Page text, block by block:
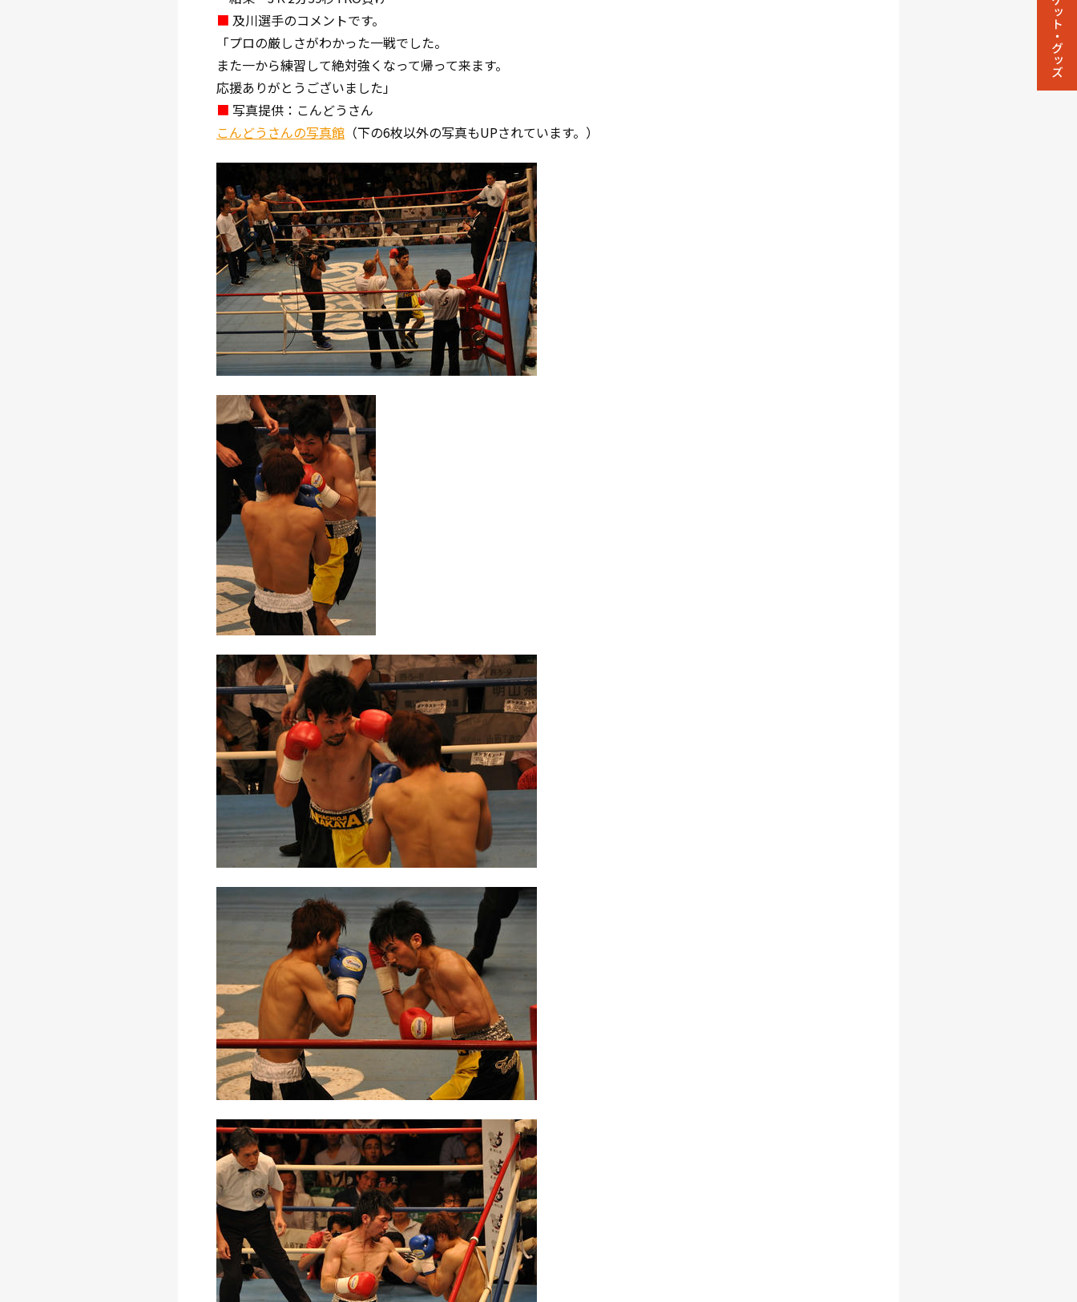
チケット・グッズ
■ 及川選手のコメントです。
「プロの厳しさがわかった一戦でした。
また一から練習して絶対強くなって帰って来ます。
応援ありがとうございました」
■ 写真提供：こんどうさん
こんどうさんの写真館 （下の6枚以外の写真もUPされています。）